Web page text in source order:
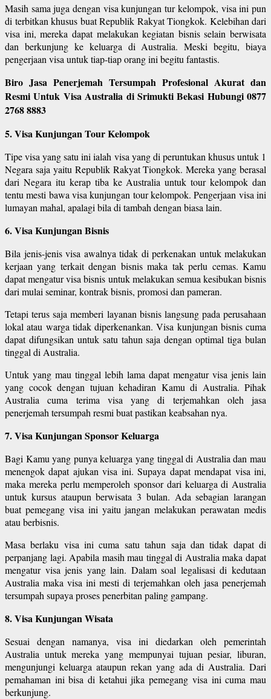
Masih sama juga dengan visa kunjungan tur kelompok, visa ini pun
di terbitkan khusus buat Republik Rakyat Tiongkok. Kelebihan dari
visa ini, mereka dapat melakukan kegiatan bisnis selain berwisata
dan berkunjung ke keluarga di Australia. Meski begitu, biaya
pengerjaan visa untuk tiap-tiap orang ini begitu fantastis.
Biro Jasa Penerjemah Tersumpah Profesional Akurat dan
Resmi Untuk Visa Australia di Srimukti Bekasi Hubungi 0877
2768 8883
5. Visa Kunjungan Tour Kelompok
Tipe visa yang satu ini ialah visa yang di peruntukan khusus untuk 1
Negara saja yaitu Republik Rakyat Tiongkok. Mereka yang berasal
dari Negara itu kerap tiba ke Australia untuk tour kelompok dan
tentu mesti bawa visa kunjungan tour kelompok. Pengerjaan visa ini
lumayan mahal, apalagi bila di tambah dengan biasa lain.
6. Visa Kunjungan Bisnis
Bila jenis-jenis visa awalnya tidak di perkenakan untuk melakukan
kerjaan yang terkait dengan bisnis maka tak perlu cemas. Kamu
dapat mengatur visa bisnis untuk melakukan semua kesibukan bisnis
dari mulai seminar, kontrak bisnis, promosi dan pameran.
Tetapi terus saja memberi layanan bisnis langsung pada perusahaan
lokal atau warga tidak diperkenankan. Visa kunjungan bisnis cuma
dapat difungsikan untuk satu tahun saja dengan optimal tiga bulan
tinggal di Australia.
Untuk yang mau tinggal lebih lama dapat mengatur visa jenis lain
yang cocok dengan tujuan kehadiran Kamu di Australia. Pihak
Australia cuma terima visa yang di terjemahkan oleh jasa
penerjemah tersumpah resmi buat pastikan keabsahan nya.
7. Visa Kunjungan Sponsor Keluarga
Bagi Kamu yang punya keluarga yang tinggal di Australia dan mau
menengok dapat ajukan visa ini. Supaya dapat mendapat visa ini,
maka mereka perlu memperoleh sponsor dari keluarga di Australia
untuk kursus ataupun berwisata 3 bulan. Ada sebagian larangan
buat pemegang visa ini yaitu jangan melakukan perawatan medis
atau berbisnis.
Masa berlaku visa ini cuma satu tahun saja dan tidak dapat di
perpanjang lagi. Apabila masih mau tinggal di Australia maka dapat
mengatur visa jenis yang lain. Dalam soal legalisasi di kedutaan
Australia maka visa ini mesti di terjemahkan oleh jasa penerjemah
tersumpah supaya proses penerbitan paling gampang.
8. Visa Kunjungan Wisata
Sesuai dengan namanya, visa ini diedarkan oleh pemerintah
Australia untuk mereka yang mempunyai tujuan pesiar, liburan,
mengunjungi keluarga ataupun rekan yang ada di Australia. Dari
pemahaman ini bisa di ketahui jika pemegang visa ini cuma mau
berkunjung.